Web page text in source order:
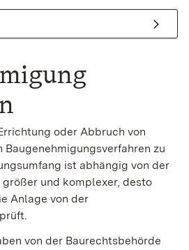
oder Abbruch von
zu
ist abhängig von der
größer und komplexer, desto
Anlage von der
von der Baurechtsbehörde